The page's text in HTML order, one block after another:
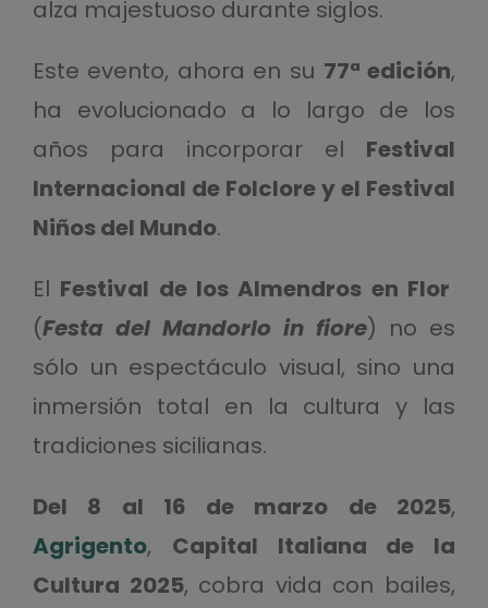
alza majestuoso durante siglos.
Este evento, ahora en su 77ª edición,
ha evolucionado a lo largo de los
años para incorporar el Festival
Internacional de Folclore y el Festival
Niños del Mundo.
El Festival de los Almendros en Flor
(Festa del Mandorlo in fiore) no es
sólo un espectáculo visual, sino una
inmersión total en la cultura y las
tradiciones sicilianas.
Del 8 al 16 de marzo de 2025,
Agrigento, Capital Italiana de la
Cultura 2025, cobra vida con bailes,